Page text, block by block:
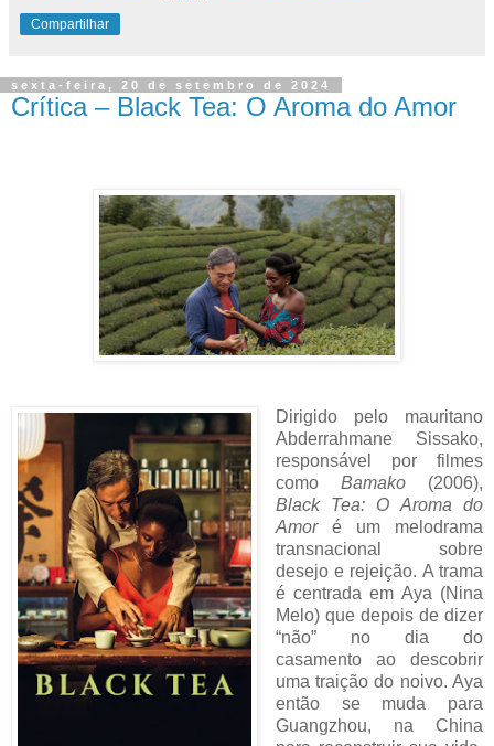
Compartilhar
sexta-feira, 20 de setembro de 2024
Crítica – Black Tea: O Aroma do Amor
Dirigido pelo mauritano
Abderrahmane Sissako,
responsável por filmes
como Bamako (2006),
Black Tea: O Aroma do
Amoré um melodrama
transnacional sobre
desejo e rejeição. A trama
é centrada em Aya (Nina
Melo) que depois de dizer
“não” no dia do
casamento ao descobrir
uma traição do noivo. Aya
então se muda para
Guangzhou, na China